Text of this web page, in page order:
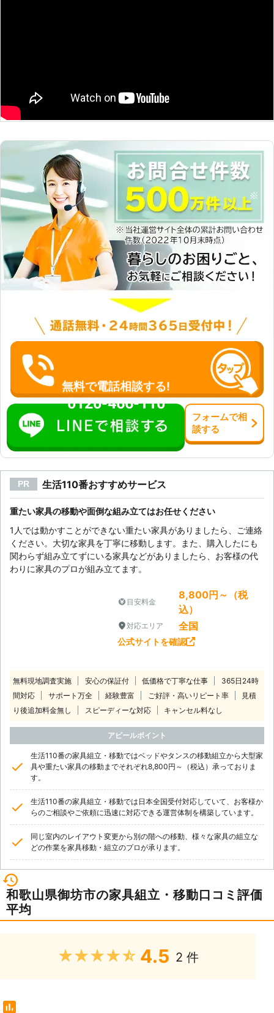
まう場合があり、完成品が傾いていた
たトラブルに繋がりやすいです。も
わからなくなってしまった際には、是
非当社にご相談ください。
無料で電話相談する!
0120-466-110
フォームで相
談する
PR 生活110番おすすめサービス
重たい家具の移動や面倒な組み立てはお任せください
1人では動かすことができない重たい家具がありましたら、ご連絡
ください。大切な家具を丁寧に移動します。また、購入したにも
関わらず組み立てずにいる家具などがありましたら、お客様の代
わりに家具のプロが組み立てます。
目安料金
8,800円～（税
込）
対応エリア 全国
公式サイトを確認
無料現地調査実施 安心の保証付 低価格で丁寧な仕事
365日24時
間対応
サポート万全 経験豊富 ご好評・高いリピート率
見積
り後追加料金無し
スピーディーな対応 キャンセル料なし
アピールポイント
生活110番の家具組立・移動ではベッドやタンスの移動組立から大型家
具や重たい家具の移動までそれぞれ8,800円～（税込）承っておりま
す。
生活110番の家具組立・移動では日本全国受付対応していて、お客様か
らのご相談やご依頼に迅速に対応できる運営体制を構築しています。
同じ室内のレイアウト変更から別の階への移動、様々な家具の組立な
どの作業を家具移動・組立のプロが承ります。
和歌山県御坊市の家具組立・移動口コミ評価
平均
★★★★★ 4.5 2 件